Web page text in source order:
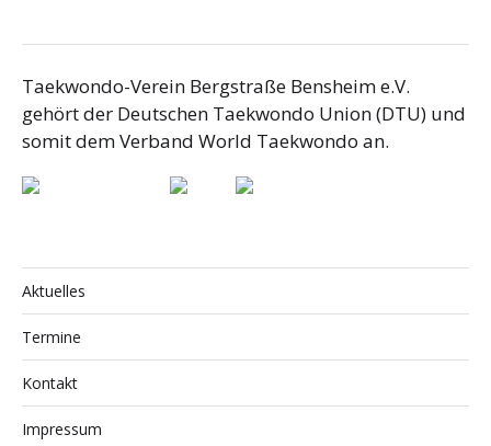
Taekwondo-Verein Bergstraße Bensheim e.V.
gehört der Deutschen Taekwondo Union (DTU) und
somit dem Verband World Taekwondo an.
Aktuelles
Termine
Kontakt
Impressum